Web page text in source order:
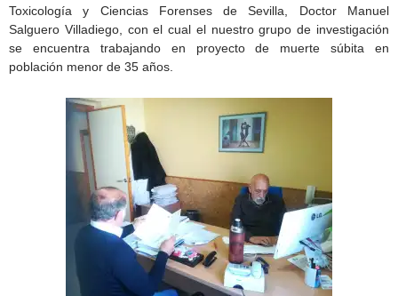
Toxicología y Ciencias Forenses de Sevilla, Doctor Manuel
Salguero Villadiego, con el cual el nuestro grupo de investigación
se encuentra trabajando en proyecto de muerte súbita en
población menor de 35 años.